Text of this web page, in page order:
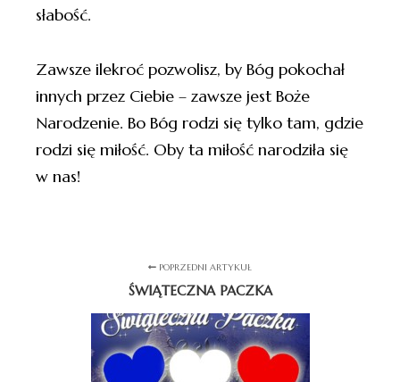
słabość.
Zawsze ilekroć pozwolisz, by Bóg pokochał
innych przez Ciebie – zawsze jest Boże
Narodzenie. Bo Bóg rodzi się tylko tam, gdzie
rodzi się miłość. Oby ta miłość narodziła się
w nas!
POPRZEDNI ARTYKUŁ
ŚWIĄTECZNA PACZKA